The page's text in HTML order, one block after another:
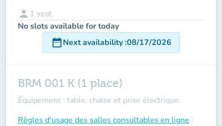
person 1 seat
No slots available for today
date_rangeNext availability:08/17/2026
BRM 001 K (1 place)
Équipement : table, chaise et prise électrique.
Règles d'usage des salles consultables en ligne :